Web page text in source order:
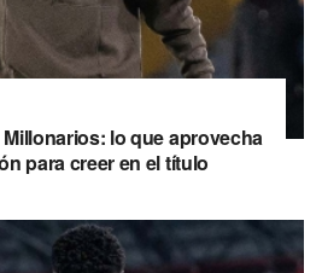
lo que aprovecha
para creer en el título